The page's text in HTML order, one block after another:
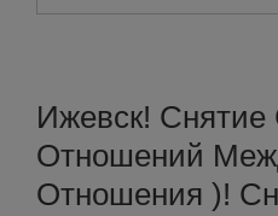
Ижевск! Снятие
Отношений
Отношения )!